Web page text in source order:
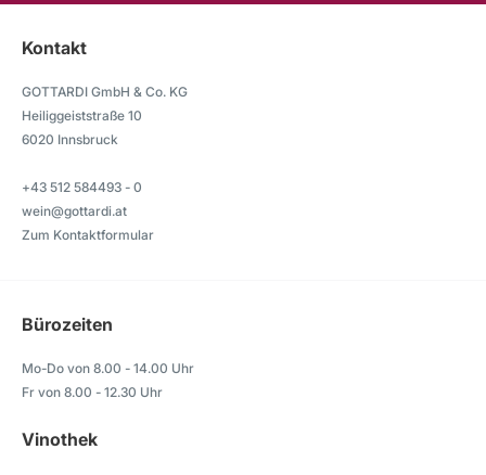
Kontakt
GOTTARDI GmbH & Co. KG
Heiliggeiststraße 10
6020 Innsbruck
+43 512 584493 - 0
wein@gottardi.at
Zum Kontaktformular
Bürozeiten
Mo-Do von 8.00 - 14.00 Uhr
Fr von 8.00 - 12.30 Uhr
Vinothek